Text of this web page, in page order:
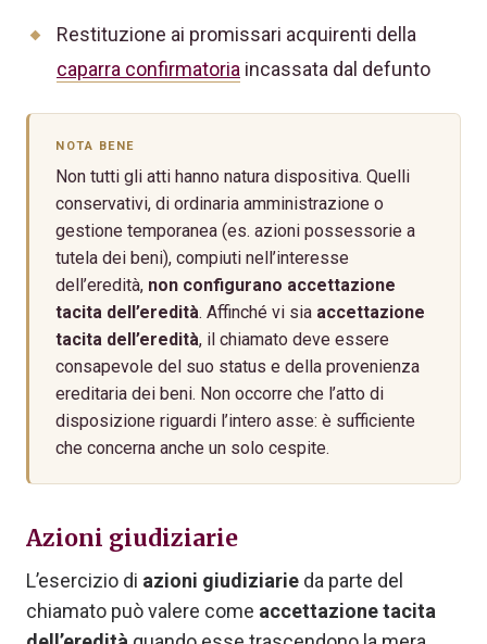
Restituzione ai promissari acquirenti della
caparra confirmatoria incassata dal defunto
NOTA BENE
Non tutti gli atti hanno natura dispositiva. Quelli
conservativi, di ordinaria amministrazione o
gestione temporanea (es. azioni possessorie a
tutela dei beni), compiuti nell’interesse
dell’eredità, non configurano accettazione
tacita dell’eredità. Affinché vi sia accettazione
tacita dell’eredità, il chiamato deve essere
consapevole del suo status e della provenienza
ereditaria dei beni. Non occorre che l’atto di
disposizione riguardi l’intero asse: è sufficiente
che concerna anche un solo cespite.
Azioni giudiziarie
L’esercizio di azioni giudiziarie da parte del
chiamato può valere come accettazione tacita